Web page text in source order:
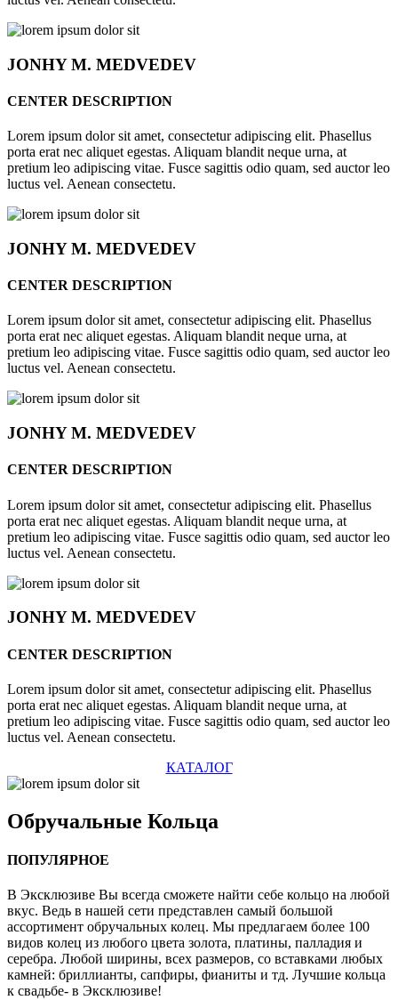
JONHYM. MEDVEDEV
CENTER DESCRIPTION
Lorem ipsum dolor sit amet, consectetur adipiscing elit. Phasellus
porta erat nec aliquet egestas. Aliquam blandit neque urna, at
pretium leo adipiscing vitae. Fusce sagittis odio quam, sed auctor leo
luctus vel. Aenean consectetu.
JONHYM. MEDVEDEV
CENTER DESCRIPTION
Lorem ipsum dolor sit amet, consectetur adipiscing elit. Phasellus
porta erat nec aliquet egestas. Aliquam blandit neque urna, at
pretium leo adipiscing vitae. Fusce sagittis odio quam, sed auctor leo
luctus vel. Aenean consectetu.
JONHYM. MEDVEDEV
CENTER DESCRIPTION
Lorem ipsum dolor sit amet, consectetur adipiscing elit. Phasellus
porta erat nec aliquet egestas. Aliquam blandit neque urna, at
pretium leo adipiscing vitae. Fusce sagittis odio quam, sed auctor leo
luctus vel. Aenean consectetu.
JONHYM. MEDVEDEV
CENTER DESCRIPTION
Lorem ipsum dolor sit amet, consectetur adipiscing elit. Phasellus
porta erat nec aliquet egestas. Aliquam blandit neque urna, at
pretium leo adipiscing vitae. Fusce sagittis odio quam, sed auctor leo
luctus vel. Aenean consectetu.
КАТАЛОГ
Обручальные Кольца
ПОПУЛЯРНОЕ
В Эксклюзиве Вы всегда сможете найти себе кольцо на любой
вкус. Ведь в нашей сети представлен самый большой
ассортимент обручальных колец. Мы предлагаем более 100
видов колец из любого цвета золота, платины, палладия и
серебра. Любой ширины, всех размеров, со вставками любых
камней: бриллианты, сапфиры, фианиты и тд. Лучшие кольца
к свадьбе- в Эксклюзиве!